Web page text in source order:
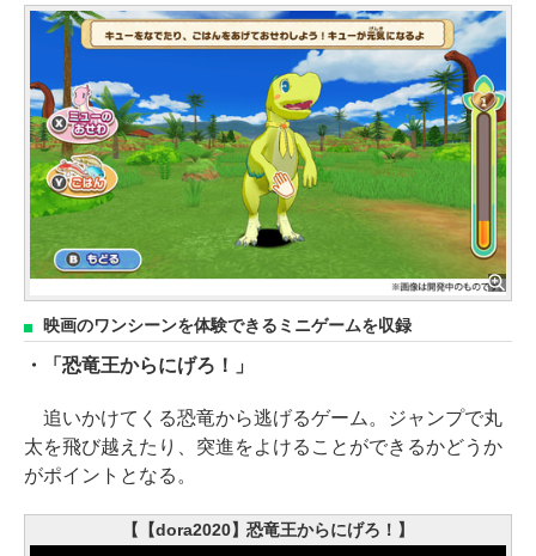
映画のワンシーンを体験できるミニゲームを収録
・「恐竜王からにげろ！」
追いかけてくる恐竜から逃げるゲーム。ジャンプで丸
太を飛び越えたり、突進をよけることができるかどうか
がポイントとなる。
【【dora2020】恐竜王からにげろ！】